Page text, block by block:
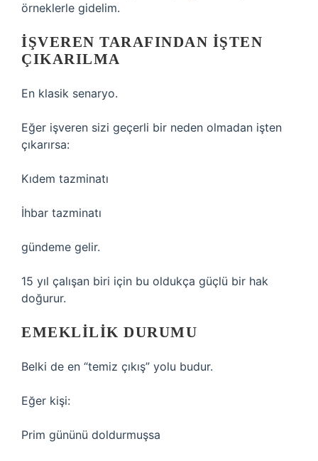
örneklerle gidelim.
İŞVEREN TARAFINDAN IŞTEN
ÇIKARILMA
En klasik senaryo.
Eğer işveren sizi geçerli bir neden olmadan işten
çıkarırsa:
Kıdem tazminatı
İhbar tazminatı
gündeme gelir.
15 yıl çalışan biri için bu oldukça güçlü bir hak
doğurur.
EMEKLILIK DURUMU
Belki de en “temiz çıkış” yolu budur.
Eğer kişi:
Prim gününü doldurmuşsa